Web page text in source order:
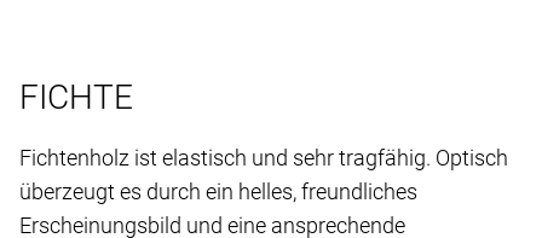
FICHTE
Fichtenholz ist elastisch und sehr tragfähig. Optisch
überzeugt es durch ein helles, freundliches
Erscheinungsbild und eine ansprechende